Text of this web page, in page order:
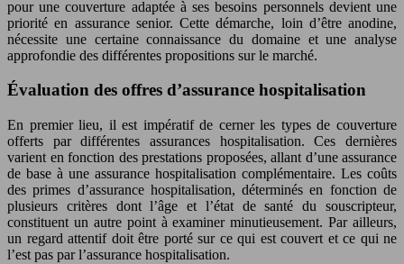
pour une couverture adaptée à ses besoins personnels devient une
priorité en assurance senior. Cette démarche, loin d’être anodine,
nécessite une certaine connaissance du domaine et une analyse
approfondie des différentes propositions sur le marché.
Évaluation des offres d’assurance hospitalisation
En premier lieu, il est impératif de cerner les types de couverture
offerts par différentes assurances hospitalisation. Ces dernières
varient en fonction des prestations proposées, allant d’une assurance
de base à une assurance hospitalisation complémentaire. Les coûts
des primes d’assurance hospitalisation, déterminés en fonction de
plusieurs critères dont l’âge et l’état de santé du souscripteur,
constituent un autre point à examiner minutieusement. Par ailleurs,
un regard attentif doit être porté sur ce qui est couvert et ce qui ne
l’est pas par l’assurance hospitalisation.